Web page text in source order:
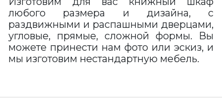
любого размера и дизайна, с
раздвижными и распашными дверцами,
угловые, прямые, сложной формы. Вы
можете принести нам фото или эскиз, и
мы изготовим нестандартную мебель.